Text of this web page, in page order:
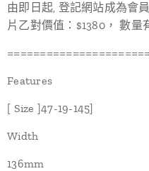
由即日起, 登記網站成為會
片乙對價值：$1380， 數量
Features
[ Size ]47-19-145]
Width
136mm